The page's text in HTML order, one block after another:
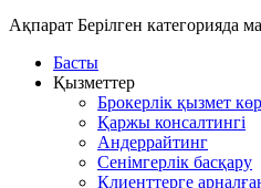
Ақпарат Берілген категорияда
Басты
Қызметтер
Брокерлік қызмет
Қаржы консалтингі
Андеррайтинг
Сенімгерлік басқару
Клиенттерге